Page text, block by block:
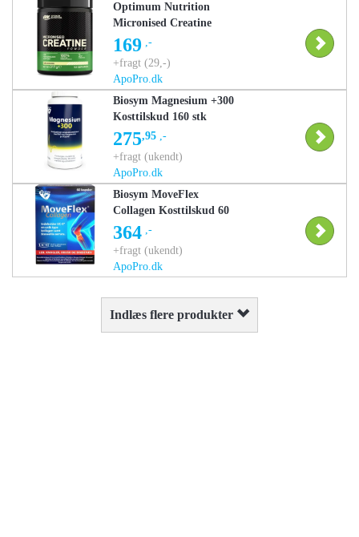
Optimum Nutrition
Micronised Creatine
Powder Kosttilskud 317
g
169 ,-
+fragt (29,-)
ApoPro.dk
Biosym Magnesium +300
Kosttilskud 160 stk
275,95 ,-
+fragt (ukendt)
ApoPro.dk
Biosym MoveFlex
Collagen Kosttilskud 60
stk
364 ,-
+fragt (ukendt)
ApoPro.dk
Indlæs flere produkter